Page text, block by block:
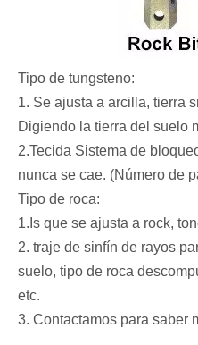
Tipo de tungsteno:
1. Se ajusta a arcilla, tierra
Digiendo la tierra del suelo
2.Tecida Sistema de
nunca se cae. (Número de
Tipo de roca:
1.Is que se ajusta a rock,
2. traje de sinfín de rayos
suelo, tipo de roca
etc.
3. Contactamos para saber